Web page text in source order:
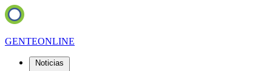
GENTEONLINE
Noticias